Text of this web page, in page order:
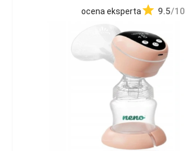
ocena eksperta 9.5/10